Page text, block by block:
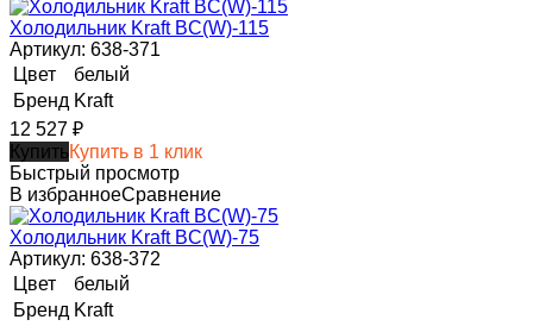
Холодильник Kraft BC(W)-115
Артикул: 638-371
Цвет
белый
Бренд Kraft
12 527 ₽
КупитьКупить в 1 клик
Быстрый просмотр
В избранноеСравнение
Холодильник Kraft BC(W)-75
Артикул: 638-372
Цвет
белый
Бренд Kraft